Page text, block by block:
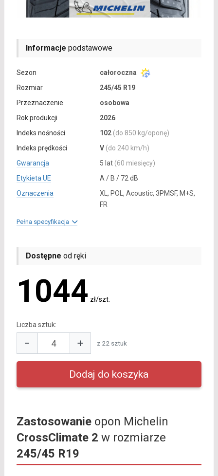
Informacje podstawowe
Sezon
całoroczna
Rozmiar
245/45 R19
Przeznaczenie
osobowa
Rok produkcji
2026
Indeks nośności
102 (do 850 kg/oponę)
Indeks prędkości
V (do 240 km/h)
Gwarancja
5 lat (60 miesięcy)
Etykieta UE
A / B / 72 dB
Oznaczenia
XL, POL, Acoustic, 3PMSF, M+S,
FR
Pełna specyfikacja
Dostępne od ręki
1044 zł/szt.
Liczba sztuk:
− + z 22 sztuk
Zastosowanieopon Michelin
CrossClimate 2 w rozmiarze
245/45 R19